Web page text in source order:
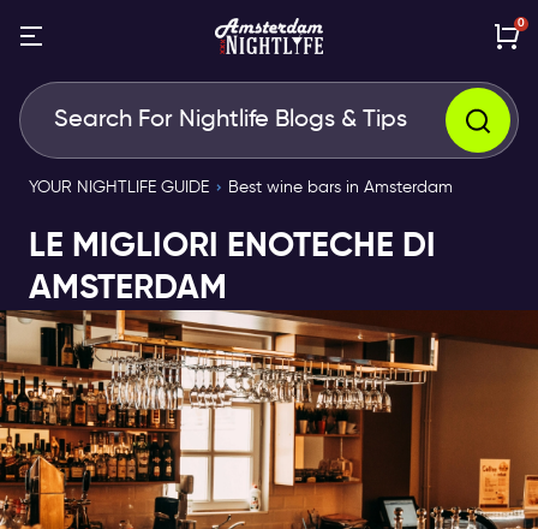
0
YOUR NIGHTLIFE GUIDE Best wine bars in Amsterdam
LE MIGLIORI ENOTECHE DI
AMSTERDAM